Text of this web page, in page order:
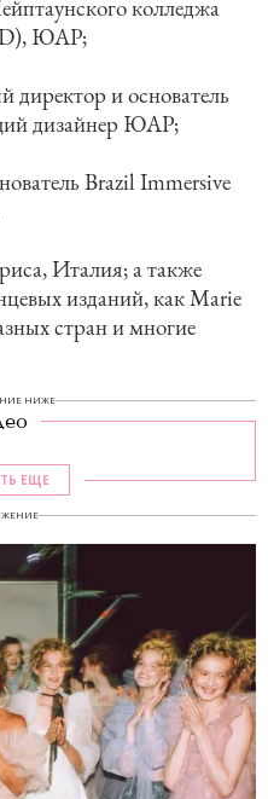
колледжа
ЮАР;
директор и основатель
дизайнер ЮАР;
Brazil Immersive
Италия; а также
изданий, как Marie
стран и многие
НИЖЕ
ЕЩЕ